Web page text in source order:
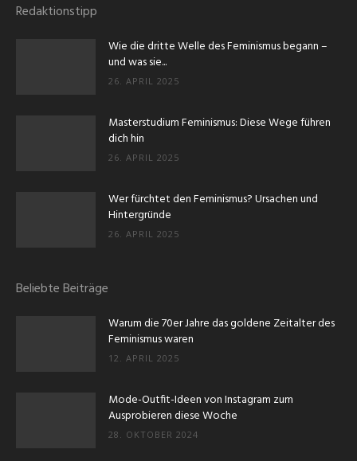
Redaktionstipp
Wie die dritte Welle des Feminismus begann –
und was sie...
26. APRIL 2025
Masterstudium Feminismus: Diese Wege führen
dich hin
26. APRIL 2025
Wer fürchtet den Feminismus? Ursachen und
Hintergründe
26. APRIL 2025
Beliebte Beiträge
Warum die 70er Jahre das goldene Zeitalter des
Feminismus waren
12. APRIL 2025
Mode-Outfit-Ideen von Instagram zum
Ausprobieren diese Woche
28. OKTOBER 2024